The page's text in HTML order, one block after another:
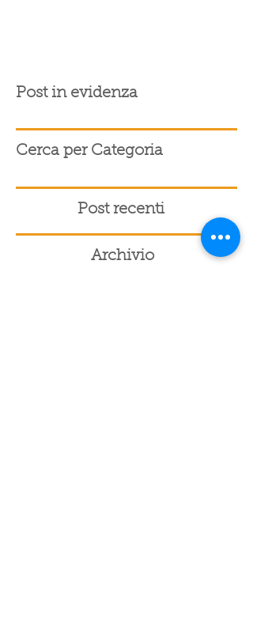
Post in evidenza
Cerca per Categoria
Post recenti
Archivio